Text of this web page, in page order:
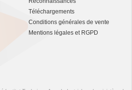
Téléchargements
Conditions générales de vente
Mentions légales et RGPD